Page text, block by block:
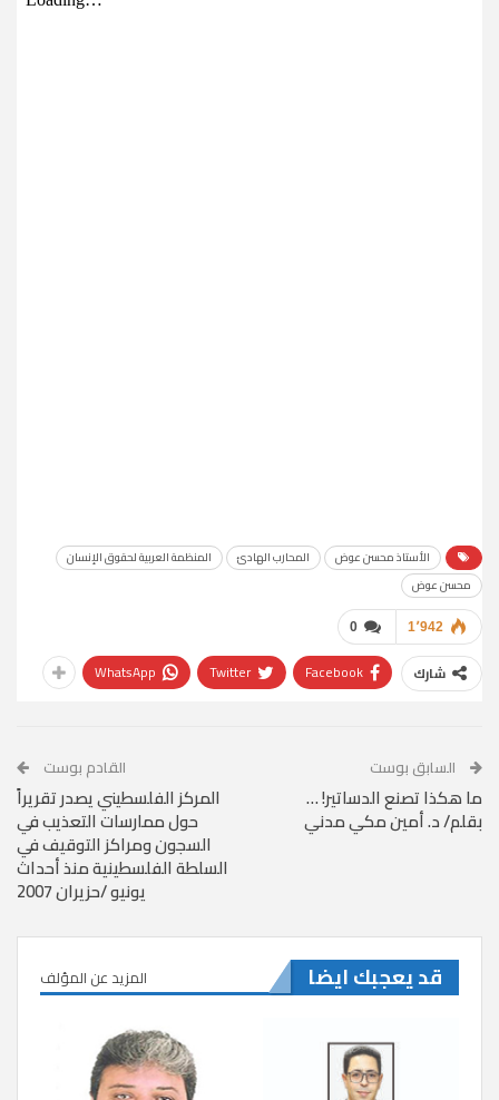
الأستاذ محسن عوض المحارب الهادئ
المنظمة العربية لحقوق الإنسان
محسن عوض
0 1٬942
شارك Facebook
Twitter
WhatsApp
السابق بوست
ما هكذا تصنع الدساتير! …
بقلم/ د. أمين مكي مدني
القادم بوست
المركز الفلسطيني يصدر تقريراً
حول ممارسات التعذيب في
السجون ومراكز التوقيف في
السلطة الفلسطينية منذ أحداث
يونيو /حزيران 2007
قد يعجبك ايضا المزيد عن المؤلف